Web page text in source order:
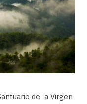
de la Virgen